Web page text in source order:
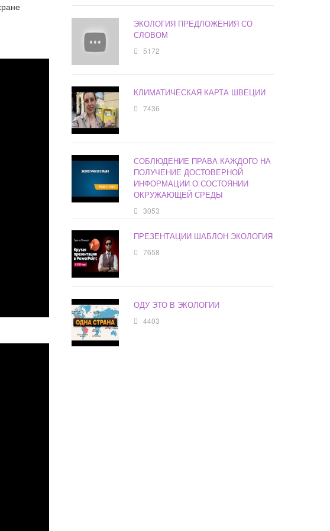
ЭКОЛОГИЯ ПРЕДЛОЖЕНИЯ СО
СЛОВОМ
5172
КЛИМАТИЧЕСКАЯ КАРТА ШВЕЦИИ
7436
СОБЛЮДЕНИЕ ПРАВА КАЖДОГО НА
ПОЛУЧЕНИЕ ДОСТОВЕРНОЙ
ИНФОРМАЦИИ О СОСТОЯНИИ
ОКРУЖАЮЩЕЙ СРЕДЫ
3053
ПРЕЗЕНТАЦИИ ШАБЛОН ЭКОЛОГИЯ
7658
ОДУ ЭТО В ЭКОЛОГИИ
4403